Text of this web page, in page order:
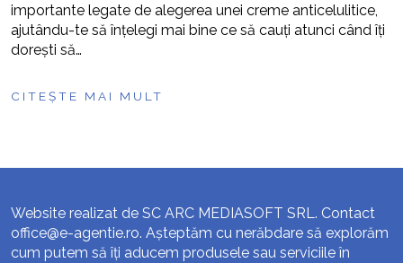
importante legate de alegerea unei creme anticelulitice,
ajutându-te să înțelegi mai bine ce să cauți atunci când îți
dorești să…
CITEȘTE MAI MULT
Website realizat de SC ARC MEDIASOFT SRL. Contact
office@e-agentie.ro. Așteptăm cu nerăbdare să explorăm
cum putem să îți aducem produsele sau serviciile în